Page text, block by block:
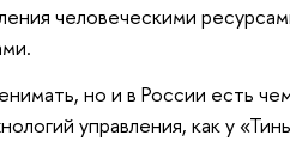
человеческими
но и в России есть
управления, как у